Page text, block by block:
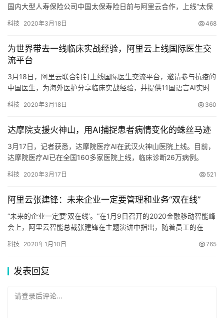
国内大型人寿保险公司中国太保寿险日前与阿里云合作，上线“太保
提供远程办公协同及业务…
科技 2020年3月18日 468
为世界带去一线临床实战经验，阿里云上线国际医生交
流平台
3月18日，阿里云联合钉钉上线国际医生交流平台，邀请参与抗疫的
中国医生，为海外医护分享临床实战经验，并提供11国语言AI实时
不少国家向中国寻求治疗…
科技 2020年3月18日 360
达摩院支援火神山，用AI捕捉患者病情变化的蛛丝马迹
3月17日，记者获悉，达摩院医疗AI在武汉火神山医院上线。目前，
达摩院医疗AI已在全国160多家医院上线，临床诊断26万病例。
式”医院，收治的全部是新冠…
科技 2020年3月17日 521
阿里云张建锋：未来企业一定要管理和业务“双在线”
“未来的企业一定要‘双在线’。”在1月9日召开的2020金融移动智能峰
会上，阿里云智能总裁张建锋在主题演讲中指出，随着员工的在
化，实现时刻在线。 张建锋表…
科技 2020年1月10日 765
发表回复
请登录后评论...